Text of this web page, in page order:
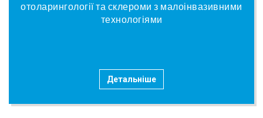
отоларингології та склероми з малоінвазивними
технологіями
Детальніше